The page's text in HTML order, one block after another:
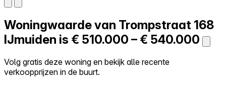
Zelf kopen
Alles-in-één
Reviews
Log in
Woningwaarde van Trompstraat 168
IJmuiden is € 510.000 – € 540.000
Volg gratis deze woning en bekijk alle recente
verkoopprijzen in de buurt.